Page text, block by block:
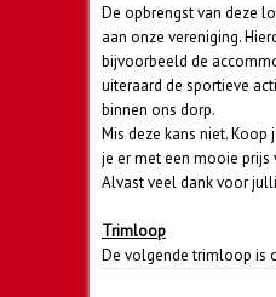
De opbrengst van deze
aan onze vereniging.
bijvoorbeeld de
uiteraard de sportieve
binnen ons dorp.
Mis deze kans niet.
je er met een mooie prijs
Alvast veel dank voor
Trimloop
De volgende trimloop is